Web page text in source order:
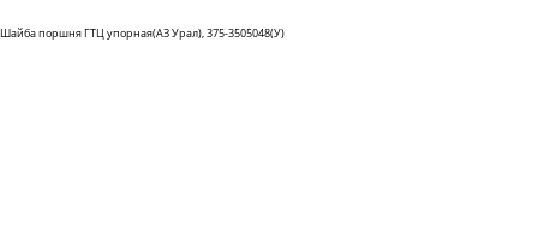
Шайба поршня ГТЦ упорная(АЗ Урал), 375-3505048(У)